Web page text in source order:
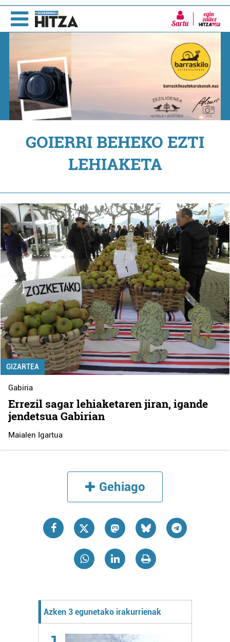
Sartu
GOIERRI BEHEKO EZTI
LEHIAKETA
GIZARTEA
Gabiria
Errezil sagar lehiaketaren jiran, igande
jendetsua Gabirian
Maialen Igartua
Gehiago
Azken 3 egunetako irakurrienak